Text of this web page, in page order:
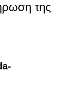
της